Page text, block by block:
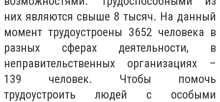
них являются свыше 8 тысяч. На данный
момент трудоустроены 3652 человека в
разных сферах деятельности, в
неправительственных организациях –
139 человек. Чтобы помочь
трудоустроить людей с особыми